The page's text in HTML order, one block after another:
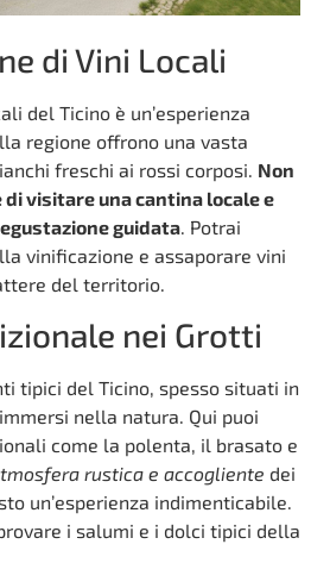
di Vini Locali
del Ticino è un’esperienza
regione offrono una vasta
freschi ai rossi corposi. Non
di visitare una cantina locale e
guidata . Potrai
vinificazione e assaporare vini
del territorio.
nei Grotti
tipici del Ticino, spesso situati in
nella natura. Qui puoi
come la polenta, il brasato e
rustica e accogliente dei
un’esperienza indimenticabile.
i salumi e i dolci tipici della